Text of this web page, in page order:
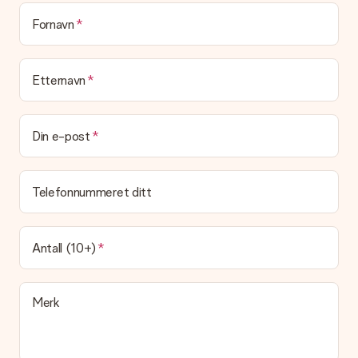
Blir gaven min pakket inn?
(Foreløpig) tilbyr vi ikke denne tjenesten. Vi leverer våre gaver
Leveringstid, leveringsalternativer og frakt
Kan jeg velge en leveringsdato?
Det er ikke mulig å velge en bestemt leveringsdato.
Leveringstiden er indikert på produktsiden til gaven. Du kan
stole på at vår operatør leverer gaven din denne dagen.
Hvilke leveringsalternativer kan jeg velge mellom?
For tiden er det ikke mulig å velge et leveringsalternativ.
Gaven du bestiller sendes enten som en pakke eller som
postbokslevering. Vil du vite hvilket alternativ bestillingen din
faller inn under? Ta kontakt med vår kundeservice.
Fornavn
Etternavn
Din e-post
Telefonnummeret ditt
Antall (10+)
Merk